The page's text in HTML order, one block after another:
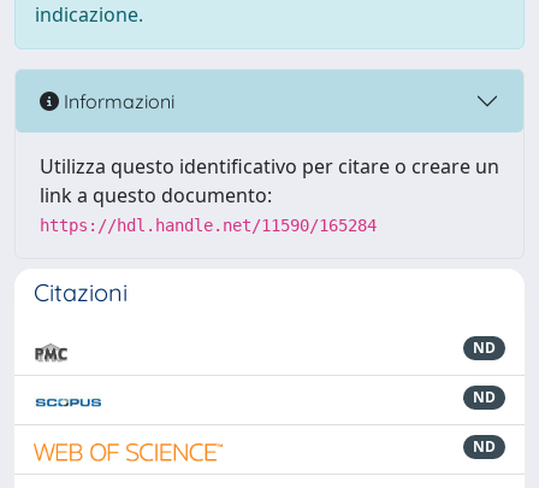
indicazione.
Informazioni
Utilizza questo identificativo per citare o creare un
link a questo documento:
https://hdl.handle.net/11590/165284
Citazioni
ND
ND
ND